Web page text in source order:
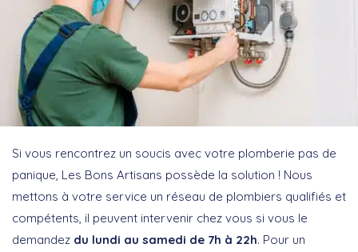
Si vous rencontrez un soucis avec votre plomberie pas de
panique, Les Bons Artisans possède la solution ! Nous
mettons à votre service un réseau de plombiers qualifiés et
compétents, il peuvent intervenir chez vous si vous le
demandez du lundi au samedi de 7h à 22h. Pour un